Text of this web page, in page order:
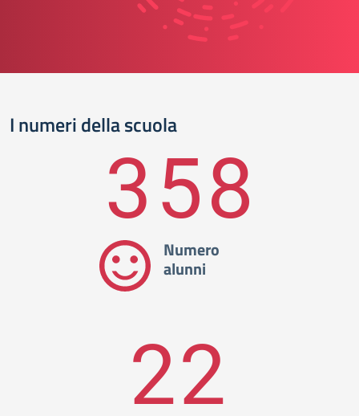
I numeri della scuola
358
Numero
alunni
22